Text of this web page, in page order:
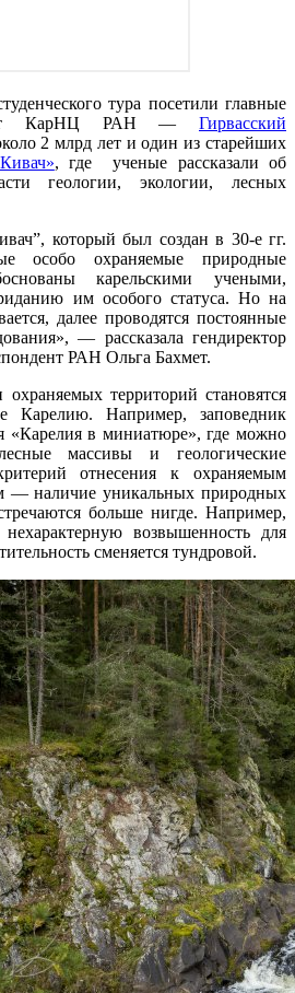
тура посетили главные
КарНЦ РАН — Гирвасский
2 млрд лет и один из старейших
, где ученые рассказали об
геологии, экологии, лесных
который был создан в 30-е гг.
особо охраняемые природные
карельскими учеными,
им особого статуса. Но на
далее проводятся постоянные
— рассказала гендиректор
РАН Ольга Бахмет.
территорий становятся
Карелию. Например, заповедник
«Карелия в миниатюре», где можно
массивы и геологические
отнесения к охраняемым
— наличие уникальных природных
больше нигде. Например,
возвышенность для
сменяется тундровой.